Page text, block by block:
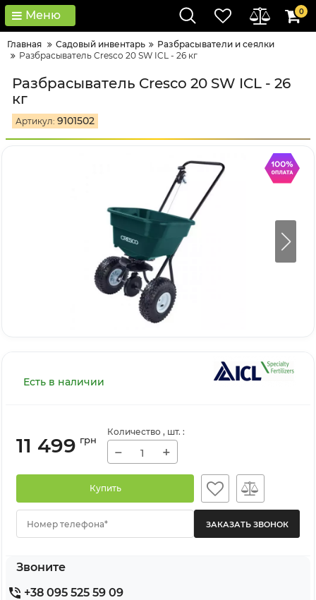
Меню 0
Главная Садовый инвентарь
Разбрасыватели и сеялки
Разбрасыватель Cresco 20 SW ICL - 26 кг
Разбрасыватель Cresco 20 SW ICL - 26
кг
Артикул: 9101502
Есть в наличии
11 499 грн
Количество , шт. :
− +
Купить
Номер телефона*
Звоните
+38 095 525 59 09